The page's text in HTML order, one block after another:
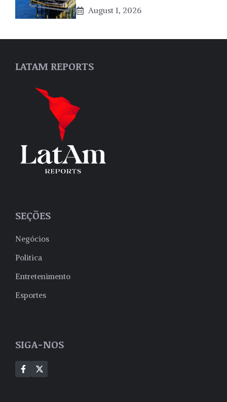
August 1, 2026
LATAM REPORTS
SEÇÕES
Negócios
Politica
Entretenimento
Esportes
SIGA-NOS